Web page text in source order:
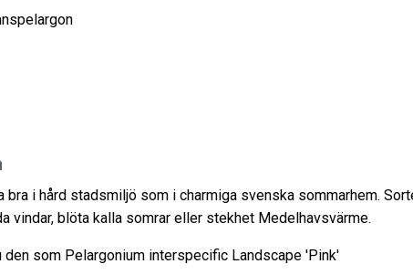
i hård stadsmiljö som i charmiga svenska sommarhem.
vindar, blöta kalla somrar eller stekhet Medelhavsvärme.
som Pelargonium interspecific Landscape 'Pink'